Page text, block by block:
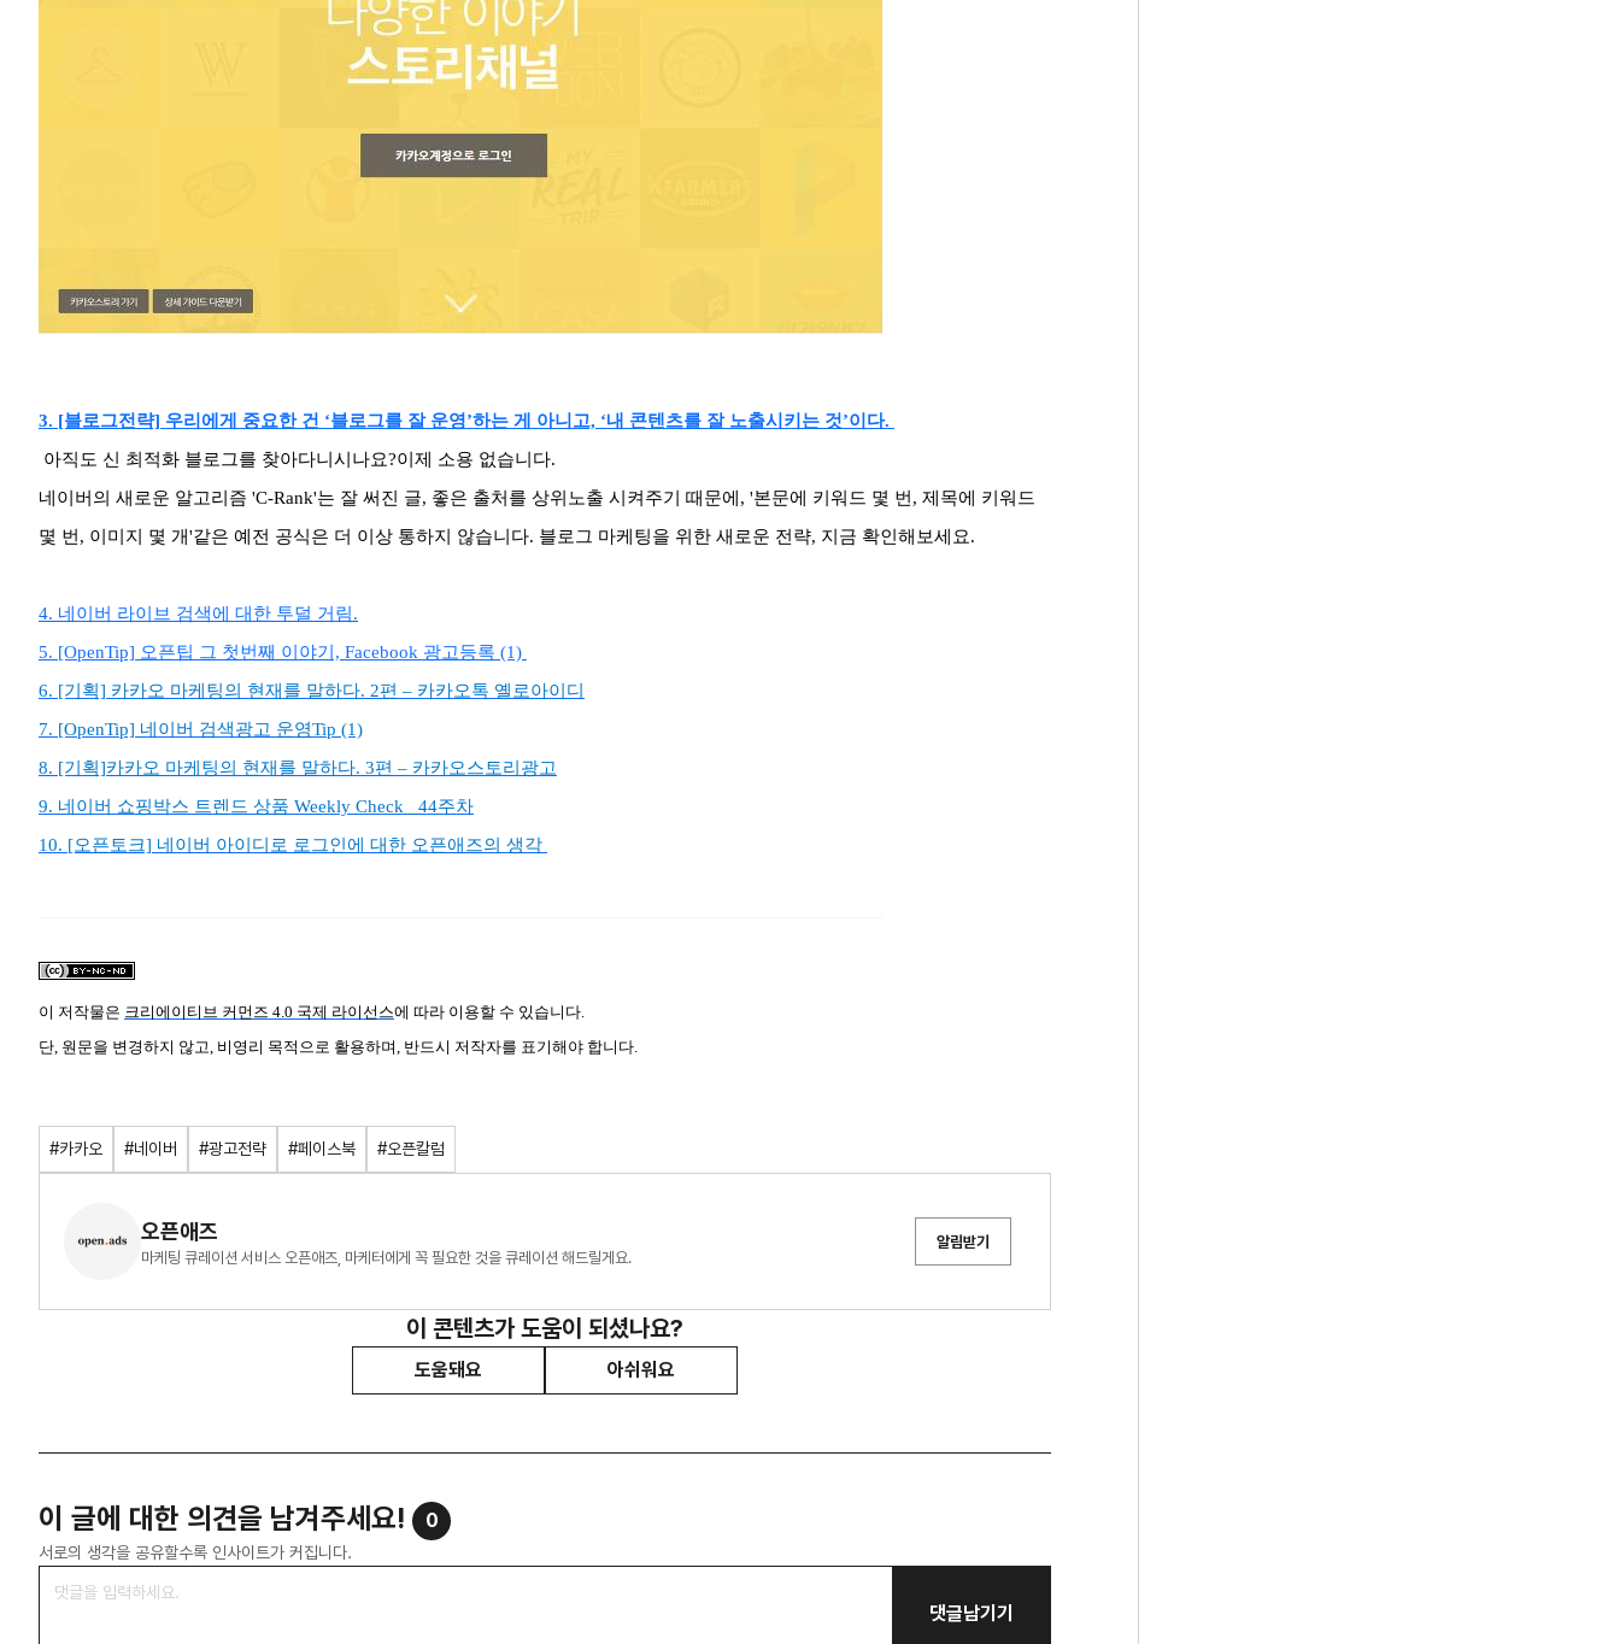
3. [블로그전략] 우리에게 중요한 건 ‘블로그를 잘 운영’하는 게 아니고, ‘내 콘텐츠를 잘 노출시키는 것’이다.
아직도 신 최적화 블로그를 찾아다니시나요?이제 소용 없습니다.
네이버의 새로운 알고리즘 'C-Rank'는 잘 써진 글, 좋은 출처를 상위노출 시켜주기 때문에, '본문에 키워드 몇 번, 제목에 키워드
몇 번, 이미지 몇 개'같은 예전 공식은 더 이상 통하지 않습니다. 블로그 마케팅을 위한 새로운 전략, 지금 확인해보세요.
4. 네이버 라이브 검색에 대한 투덜 거림.
5. [OpenTip] 오픈팁 그 첫번째 이야기, Facebook 광고등록 (1)
6. [기획] 카카오 마케팅의 현재를 말하다. 2편 – 카카오톡 옐로아이디
7. [OpenTip] 네이버 검색광고 운영Tip (1)
8. [기획]카카오 마케팅의 현재를 말하다. 3편 – 카카오스토리광고
9. 네이버 쇼핑박스 트렌드 상품 Weekly Check _44주차
10. [오픈토크] 네이버 아이디로 로그인에 대한 오픈애즈의 생각
이 저작물은 크리에이티브 커먼즈 4.0 국제 라이선스에 따라 이용할 수 있습니다.
단, 원문을 변경하지 않고, 비영리 목적으로 활용하며, 반드시 저작자를 표기해야 합니다.
#카카오 #네이버 #광고전략 #페이스북 #오픈칼럼
오픈애즈
마케팅 큐레이션 서비스 오픈애즈, 마케터에게 꼭 필요한 것을 큐레이션 해드릴게요.
알림받기
이 콘텐츠가 도움이 되셨나요?
도움돼요 아쉬워요
이 글에 대한 의견을 남겨주세요! 0
서로의 생각을 공유할수록 인사이트가 커집니다.
댓글남기기